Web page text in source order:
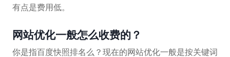
有点是费用低。
网站优化一般怎么收费的？
你是指百度快照排名么？现在的网站优化一般是按关键词